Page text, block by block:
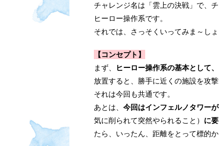
チャレンジ名は「雲上の決戦」で、
ヒーロー操作系です。
それでは、さっそくいってみま～し
【コンセプト】
まず、
ヒーロー操作系の基本として
放置すると、勝手に近くの施設を攻
それは今回も共通です。
あとは、 今回はインフェルノタワー
気に削られて突然やられること） に
たら、いったん、距離をとって標的